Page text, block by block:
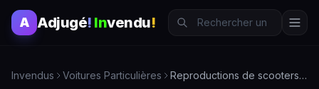
A Adjugé! Invendu!
Invendus Voitures Particulières Reproductions de scooters vintage en métal, different…